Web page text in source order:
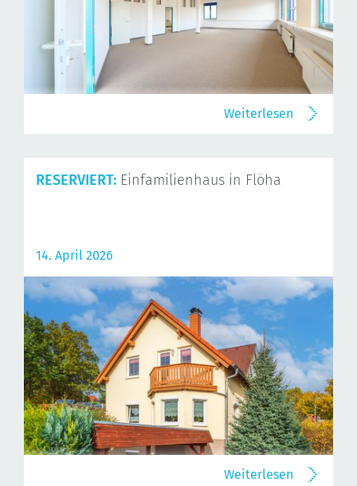
Weiterlesen
RESERVIERT: Einfamilienhaus in Flöha
14. April 2026
Weiterlesen